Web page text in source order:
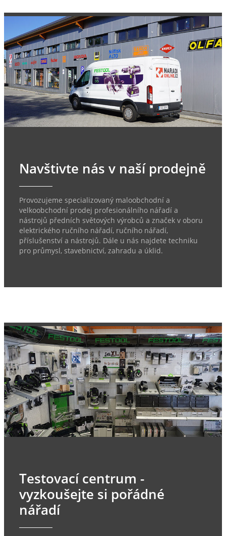
Navštivte nás v naší prodejně
Provozujeme specializovaný maloobchodní a
velkoobchodní prodej profesionálního nářadí a
nástrojů předních světových výrobců a značek v oboru
elektrického ručního nářadí, ručního nářadí,
příslušenství a nástrojů. Dále u nás najdete techniku
pro průmysl, stavebnictví, zahradu a úklid.
Testovací centrum -
vyzkoušejte si pořádné
nářadí